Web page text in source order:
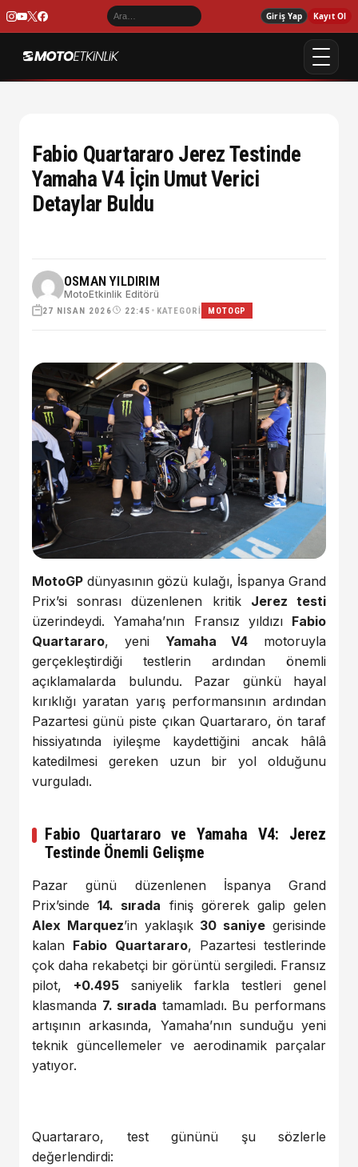
Giriş Yap Kayıt Ol
Fabio Quartararo Jerez Testinde
Yamaha V4 İçin Umut Verici
Detaylar Buldu
OSMAN YILDIRIM
MotoEtkinlik Editörü
27 NISAN 2026 22:45 • KATEGORI MOTOGP
MotoGP dünyasının gözü kulağı, İspanya Grand
Prix’si sonrası düzenlenen kritik Jerez testi
üzerindeydi. Yamaha’nın Fransız yıldızı Fabio
Quartararo, yeni Yamaha V4 motoruyla
gerçekleştirdiği testlerin ardından önemli
açıklamalarda bulundu. Pazar günkü hayal
kırıklığı yaratan yarış performansının ardından
Pazartesi günü piste çıkan Quartararo, ön taraf
hissiyatında iyileşme kaydettiğini ancak hâlâ
katedilmesi gereken uzun bir yol olduğunu
vurguladı.
Fabio Quartararo ve Yamaha V4: Jerez
Testinde Önemli Gelişme
Pazar günü düzenlenen İspanya Grand
Prix’sinde14. sırada finiş görerek galip gelen
Alex Marquez’in yaklaşık 30 saniye gerisinde
kalan Fabio Quartararo, Pazartesi testlerinde
çok daha rekabetçi bir görüntü sergiledi. Fransız
pilot, +0.495 saniyelik farkla testleri genel
klasmanda 7. sırada tamamladı. Bu performans
artışının arkasında, Yamaha’nın sunduğu yeni
teknik güncellemeler ve aerodinamik parçalar
yatıyor.
Quartararo, test gününü şu sözlerle
değerlendirdi: